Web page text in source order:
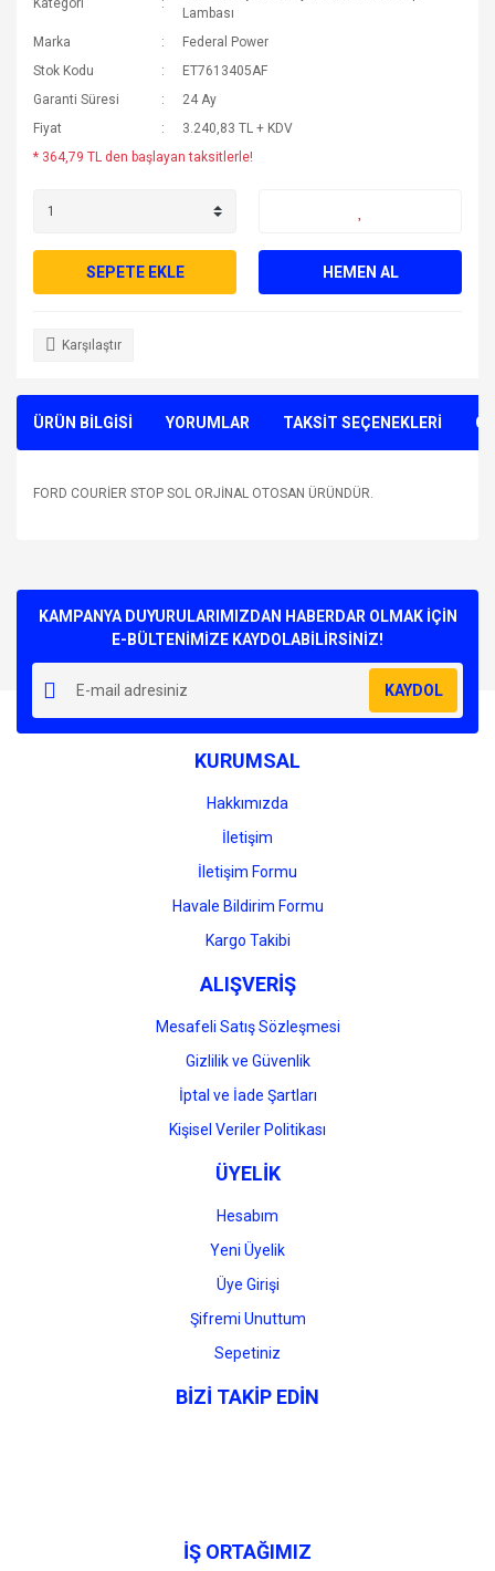
Kategori
Lambası
Marka
Federal Power
Stok Kodu
ET7613405AF
Garanti Süresi
24 Ay
Fiyat
3.240,83 TL + KDV
* 364,79 TL den başlayan taksitlerle!
SEPETE EKLE HEMEN AL
Karşılaştır
ÜRÜN BİLGİSİ YORUMLAR TAKSİT SEÇENEKLERİ
FORD COURİER STOP SOL ORJİNAL OTOSAN ÜRÜNDÜR.
Yorum Yaz
kullanarak tarafımıza iletebilirsiniz.
Görüş ve önerileriniz için teşekkür ederiz.
Ürün resmi kalitesiz, bozuk veya görüntülenemiyor.
Ürün açıklamasında eksik bilgiler bulunuyor.
Ürün bilgilerinde hatalar bulunuyor.
Ürün fiyatı diğer sitelerden daha pahalı.
Gönder
KAMPANYA DUYURULARIMIZDAN HABERDAR OLMAK İÇİN
E-BÜLTENİMİZE KAYDOLABİLİRSİNİZ!
KAYDOL
KURUMSAL
Hakkımızda
İletişim
İletişim Formu
Havale Bildirim Formu
Kargo Takibi
ALIŞVERİŞ
Mesafeli Satış Sözleşmesi
Gizlilik ve Güvenlik
İptal ve İade Şartları
Kişisel Veriler Politikası
ÜYELİK
Hesabım
Yeni Üyelik
Üye Girişi
Şifremi Unuttum
Sepetiniz
BİZİ TAKİP EDİN
İŞ ORTAĞIMIZ